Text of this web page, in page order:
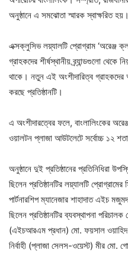
অনুষ্ঠানে এ সমঝোতা স্মারক স্বাক্ষরিত হয়।
এক্সক্লুসিভ লয়্যালটি প্রোগ্রাম ‘অরেঞ্জ
গ্রাহকদের শীর্ষস্থানীয় ব্র্যান্ডগুলো থেকে
থাকে। নতুন এই অংশীদারিত্ব
করছে প্রতিষ্ঠানটি।
এ অংশীদারত্বের ফলে, বাংলালিংকের
ওয়ালটন প্লাজা আউটলেটে সর্বোচ্চ ১২
অনুষ্ঠানে দুই প্রতিষ্ঠানের প্রতিনিধিরা
ছিলেন প্রতিষ্ঠানটির লয়্যালটি
পার্টনারশিপ ম্যানেজার শাহাদাত এইচ
ছিলেন প্রতিষ্ঠানটির ব্যবস্থাপনা পরিচালক
(এইচআরএম প্রধান) মো. ফয়সাল ওয়াহিদ
নির্বাহী (প্লাজা সেলস-ওয়েস্ট) মীর মো.